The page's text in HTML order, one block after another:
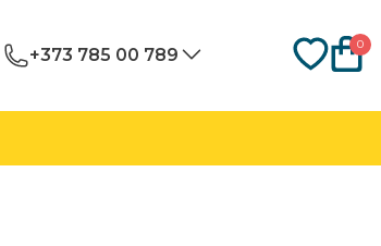
+373 785 00 789
0